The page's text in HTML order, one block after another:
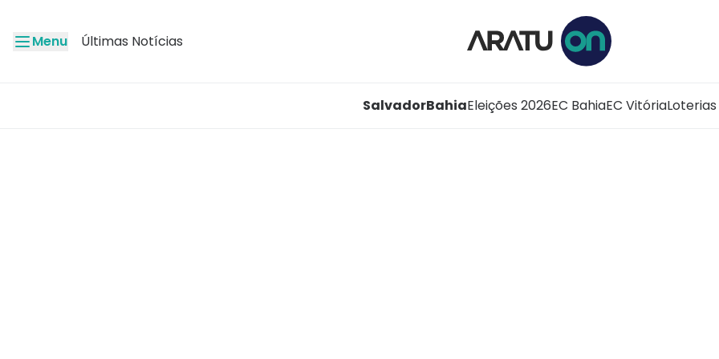
Menu Últimas Notícias
SalvadorBahiaEleições 2026EC BahiaEC VitóriaLoterias